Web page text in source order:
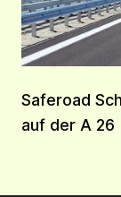
Saferoad
auf der A 26